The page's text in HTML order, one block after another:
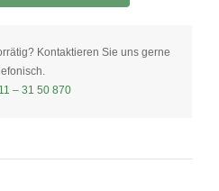
Kontaktieren Sie uns gerne
– 31 50 870